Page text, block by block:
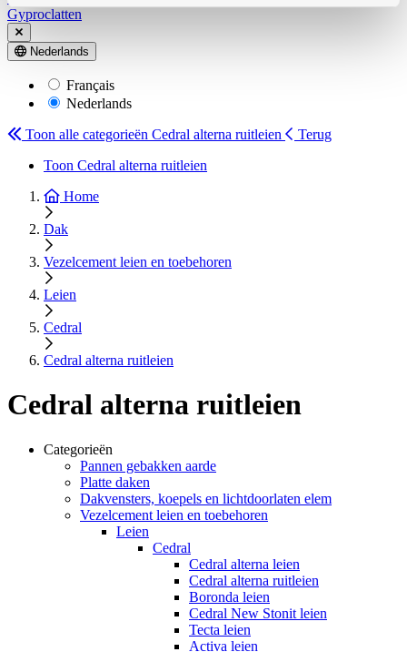
Gyproclatten
Nederlands
Français
Nederlands
Toon alle categorieën Cedral alterna ruitleien
Terug
Toon Cedral alterna ruitleien
Home
Dak
Vezelcement leien en toebehoren
Leien
Cedral
Cedral alterna ruitleien
Cedral alterna ruitleien
Categorieën
Pannen gebakken aarde
Platte daken
Dakvensters, koepels en lichtdoorlaten elem
Vezelcement leien en toebehoren
Leien
Cedral
Cedral alterna leien
Cedral alterna ruitleien
Boronda leien
Cedral New Stonit leien
Tecta leien
Activa leien